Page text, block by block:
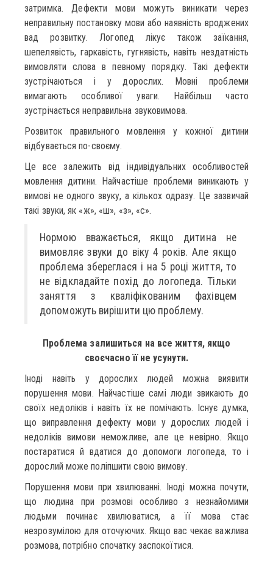
затримка. Дефекти мови можуть виникати через
неправильну постановку мови або наявність вроджених
вад розвитку. Логопед лікує також заїкання,
шепелявість, гаркавість, гугнявість, навіть нездатність
вимовляти слова в певному порядку. Такі дефекти
зустрічаються і у дорослих. Мовні проблеми
вимагають особливої уваги. Найбільш часто
зустрічається неправильна звуковимова.
Розвиток правильного мовлення у кожної дитини
відбувається по-своєму.
Це все залежить від індивідуальних особливостей
мовлення дитини. Найчастіше проблеми виникають у
вимові не одного звуку, а кількох одразу. Це зазвичай
такі звуки, як «ж», «ш», «з», «с».
Нормою вважається, якщо дитина не
вимовляє звуки до віку 4 років. Але якщо
проблема збереглася і на 5 році життя, то
не відкладайте похід до логопеда. Тільки
заняття з кваліфікованим фахівцем
допоможуть вирішити цю проблему.
Проблема залишиться на все життя, якщо
своєчасно її не усунути.
Іноді навіть у дорослих людей можна виявити
порушення мови. Найчастіше самі люди звикають до
своїх недоліків і навіть їх не помічають. Існує думка,
що виправлення дефекту мови у дорослих людей і
недоліків вимови неможливе, але це невірно. Якщо
постаратися й вдатися до допомоги логопеда, то і
дорослий може поліпшити свою вимову.
Порушення мови при хвилюванні. Іноді можна почути,
що людина при розмові особливо з незнайомими
людьми починає хвилюватися, а її мова стає
незрозумілою для оточуючих. Якщо вас чекає важлива
розмова, потрібно спочатку заспокоїтися.